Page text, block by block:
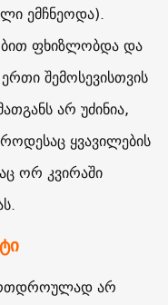
ემჩნეოდა).
ფხიზლობდა და
შემოსევისთვის
არ უძინია,
ყვავილების
ორ კვირაში
არ